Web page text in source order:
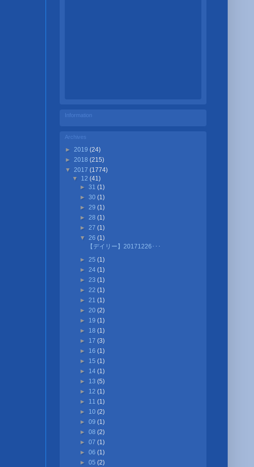
Information
Archives
► 2019 (24)
► 2018 (215)
▼ 2017 (1774)
▼ 12(41)
► 31 (1)
► 30 (1)
► 29 (1)
► 28 (1)
► 27 (1)
▼ 26 (1)
【デイリー】20171226･･･
► 25 (1)
► 24 (1)
► 23 (1)
► 22 (1)
► 21 (1)
► 20 (2)
► 19 (1)
► 18 (1)
► 17 (3)
► 16 (1)
► 15 (1)
► 14 (1)
► 13 (5)
► 12 (1)
► 11 (1)
► 10 (2)
► 09 (1)
► 08 (2)
► 07 (1)
► 06 (1)
► 05 (2)